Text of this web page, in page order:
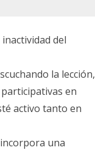
del
la lección,
en
activo tanto en
una